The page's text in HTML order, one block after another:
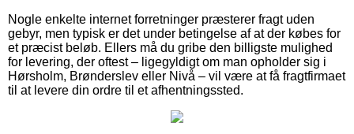
Nogle enkelte internet forretninger præsterer fragt uden
gebyr, men typisk er det under betingelse af at der købes for
et præcist beløb. Ellers må du gribe den billigste mulighed
for levering, der oftest – ligegyldigt om man opholder sig i
Hørsholm, Brønderslev eller Nivå – vil være at få fragtfirmaet
til at levere din ordre til et afhentningssted.